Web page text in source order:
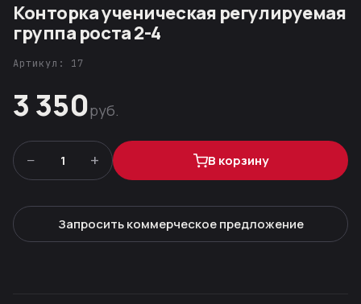
Конторка ученическая регулируемая
группа роста 2-4
Артикул: 17
3 350руб.
− 1 + В корзину
Запросить коммерческое предложение